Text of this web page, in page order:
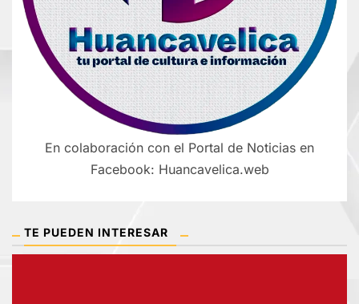
En colaboración con el Portal de Noticias en
Facebook: Huancavelica.web
TE PUEDEN INTERESAR